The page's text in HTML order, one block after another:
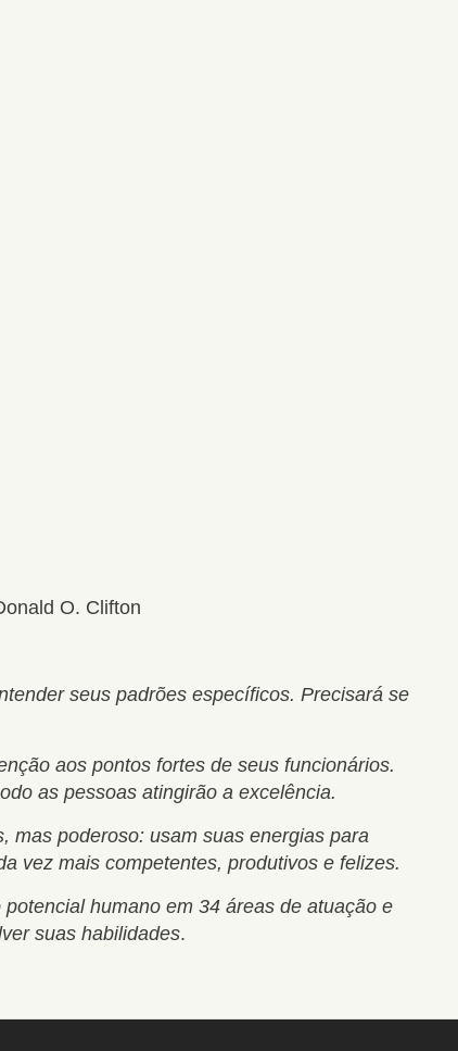
O. Clifton
seus padrões específicos. Precisará se
aos pontos fortes de seus funcionários.
as pessoas atingirão a excelência.
mas poderoso: usam suas energias para
vez mais competentes, produtivos e felizes.
humano em 34 áreas de atuação e
suas habilidades.